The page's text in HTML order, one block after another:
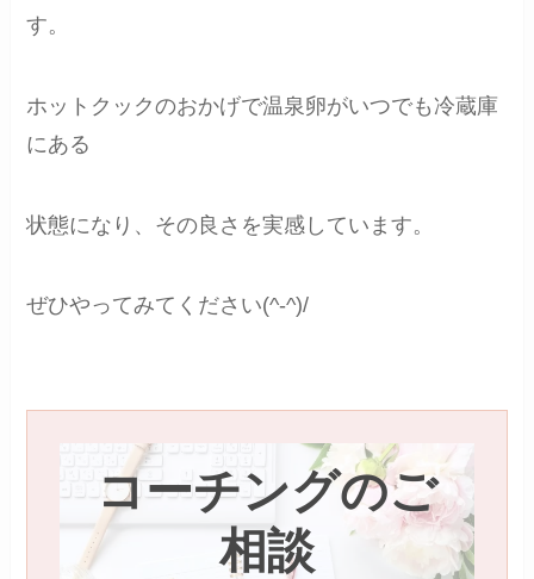
す。
ホットクックのおかげで温泉卵がいつでも冷蔵庫
にある
状態になり、その良さを実感しています。
ぜひやってみてください(^-^)/
コーチングのご
相談